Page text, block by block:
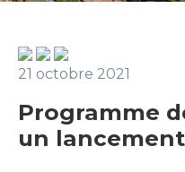
21 octobre 2021
Programme
un